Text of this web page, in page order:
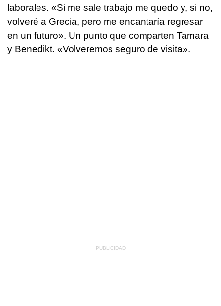
laborales. «Si me sale trabajo me quedo y, si no,
volveré a Grecia, pero me encantaría regresar
en un futuro». Un punto que comparten Tamara
y Benedikt. «Volveremos seguro de visita».